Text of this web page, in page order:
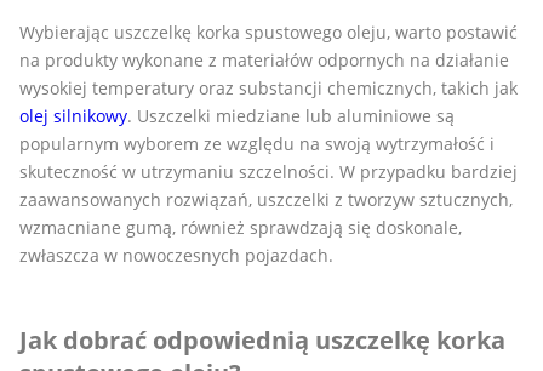
Wybierając uszczelkę korka spustowego oleju, warto postawić
na produkty wykonane z materiałów odpornych na działanie
wysokiej temperatury oraz substancji chemicznych, takich jak
olej silnikowy. Uszczelki miedziane lub aluminiowe są
popularnym wyborem ze względu na swoją wytrzymałość i
skuteczność w utrzymaniu szczelności. W przypadku bardziej
zaawansowanych rozwiązań, uszczelki z tworzyw sztucznych,
wzmacniane gumą, również sprawdzają się doskonale,
zwłaszcza w nowoczesnych pojazdach.
Jak dobrać odpowiednią uszczelkę korka